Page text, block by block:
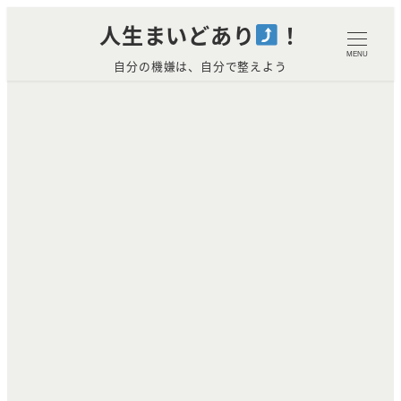
人生まいどあり ！
自分の機嫌は、自分で整えよう
MENU